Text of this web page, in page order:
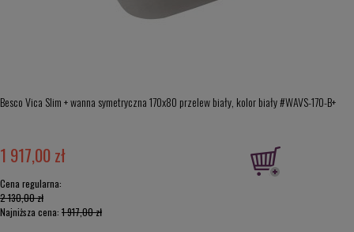
Besco Vica Slim + wanna symetryczna 170x80 przelew biały, kolor biały #WAVS-170-B+
1 917,00 zł
Cena regularna:
2 130,00 zł
Najniższa cena: 1 917,00 zł